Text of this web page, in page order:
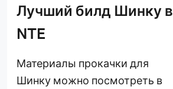
Лучший билд Шинку в
NTE
Материалы прокачки для
Шинку можно посмотреть в